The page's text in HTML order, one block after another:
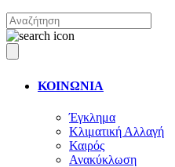
ΚΟΙΝΩΝΙΑ
Έγκλημα
Κλιματική Αλλαγή
Καιρός
Ανακύκλωση